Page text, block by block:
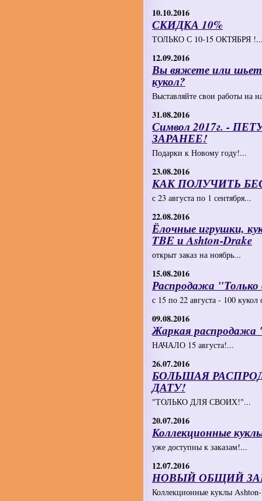
10.10.2016
СКИДКА 10%
ТОЛЬКО С 10-15 ОКТЯБРЯ
12.09.2016
Вы вяжете или
кукол?
Выставляйте свои работы на
31.08.2016
Символ 2017г. -
ЗАРАНЕЕ!
Подарки к Новому году!...
23.08.2016
КАК ПОЛУЧИТЬ
с 23 августа по 1 сентября...
22.08.2016
Ёлочные игрушки,
TBE и Ashton-Drake
открыт заказ на ноябрь...
15.08.2016
Распродажа
с 15 по 22 августа - 100
09.08.2016
Жаркая распродажа
НАЧАЛО 15 августа!...
26.07.2016
БОЛЬШАЯ
ДАТУ!
"ТОЛЬКО ДЛЯ СВОИХ!"...
20.07.2016
Коллекционные
уже доступны к заказам!...
12.07.2016
НОВЫЙ ОБЩИЙ
Коллекционные куклы